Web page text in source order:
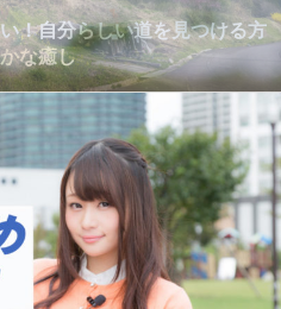
な癒し
！自分らしい道を見つける方
いるあなたへ。実際に使って
マりしていました〜
波動調整器）のせいなの？
量子波動調整器について
解雇に思う